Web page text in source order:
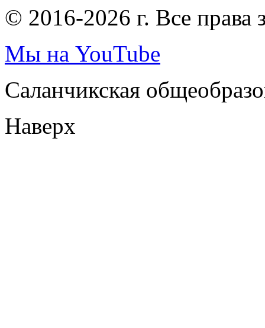
© 2016-2026 г. Все
Мы на YouTube
Саланчикская
Наверх